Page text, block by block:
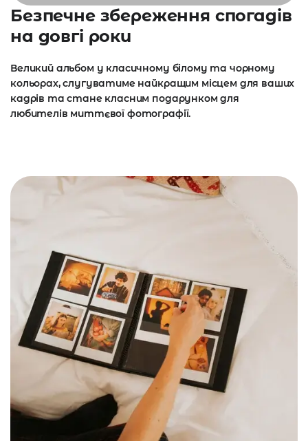
Безпечне збереження спогадів
на довгі роки
Великий альбом у класичному білому та чорному
кольорах, слугуватиме найкращим місцем для ваших
кадрів та стане класним подарунком для
любителів миттєвої фотографії.